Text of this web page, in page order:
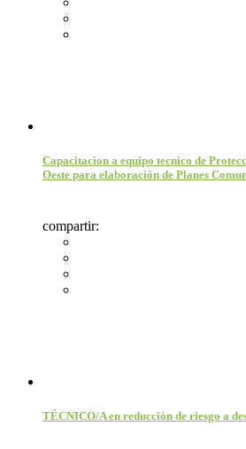
Capacitacion a equipo tecnico de
Oeste para elaboración de Planes
compartir:
TÉCNICO/A en reducción de riesgo a